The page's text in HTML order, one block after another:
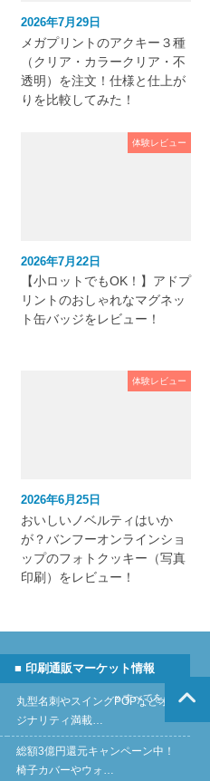
2026年7月29日
メガプリントのアクキー３種
（クリア・カラークリア・不
透明）を注文！仕様と仕上が
りを比較してみた！
体験レビュー
2026年7月22日
【小ロットでもOK！】アドプ
リントのおしゃれなマグネッ
ト缶バッジをレビュー！
体験レビュー
2026年6月25日
おいしいノベルティはいか
が？バンフーオンラインショ
ップのフォトクッキー（写真
印刷）をレビュー！
■ 印刷通販マーケット情報
» すべてを見る
丸型名刺やスイングPOPなどオリ
ジナリティ満載…
総額3億円還元キャンペーン中！
椅子カバーやウォ…